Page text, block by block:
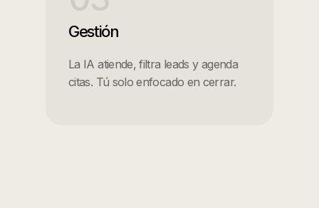
Gestión
La IA atiende, filtra leads y agenda
citas. Tú solo enfocado en cerrar.